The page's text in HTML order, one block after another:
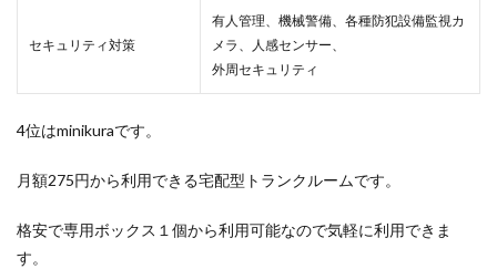
セキュリティ対策
有人管理、機械警備、各種防犯設備監視カ
メラ、人感センサー、
外周セキュリティ
4位はminikuraです。
月額275円から利用できる宅配型トランクルームです。
格安で専用ボックス１個から利用可能なので気軽に利用できま
す。